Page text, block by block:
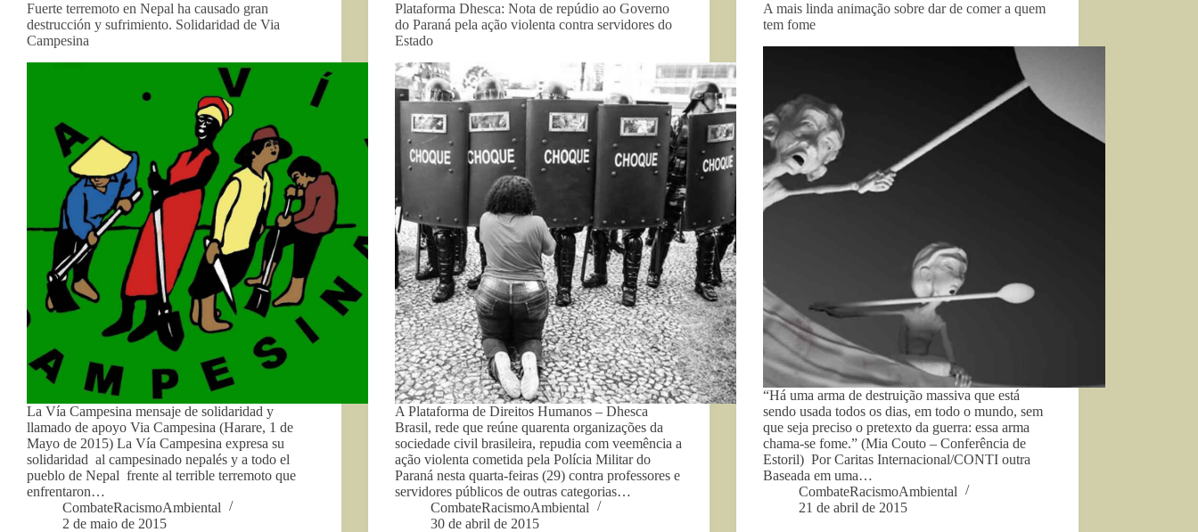
Fuerte terremoto en Nepal ha causado gran
destrucción y sufrimiento. Solidaridad de Via
Campesina
La Vía Campesina mensaje de solidaridad y
llamado de apoyo Via Campesina (Harare, 1 de
Mayo de 2015) La Vía Campesina expresa su
solidaridad al campesinado nepalés y a todo el
pueblo de Nepal frente al terrible terremoto que
enfrentaron…
CombateRacismoAmbiental
2 de maio de 2015
Plataforma Dhesca: Nota de repúdio ao Governo
do Paraná pela ação violenta contra servidores do
Estado
A Plataforma de Direitos Humanos – Dhesca
Brasil, rede que reúne quarenta organizações da
sociedade civil brasileira, repudia com veemência a
ação violenta cometida pela Polícia Militar do
Paraná nesta quarta-feiras (29) contra professores e
servidores públicos de outras categorias…
CombateRacismoAmbiental
30 de abril de 2015
A mais linda animação sobre dar de comer a quem
tem fome
“Há uma arma de destruição massiva que está
sendo usada todos os dias, em todo o mundo, sem
que seja preciso o pretexto da guerra: essa arma
chama-se fome.” (Mia Couto – Conferência de
Estoril) Por Caritas Internacional/CONTI outra
Baseada em uma…
CombateRacismoAmbiental
21 de abril de 2015